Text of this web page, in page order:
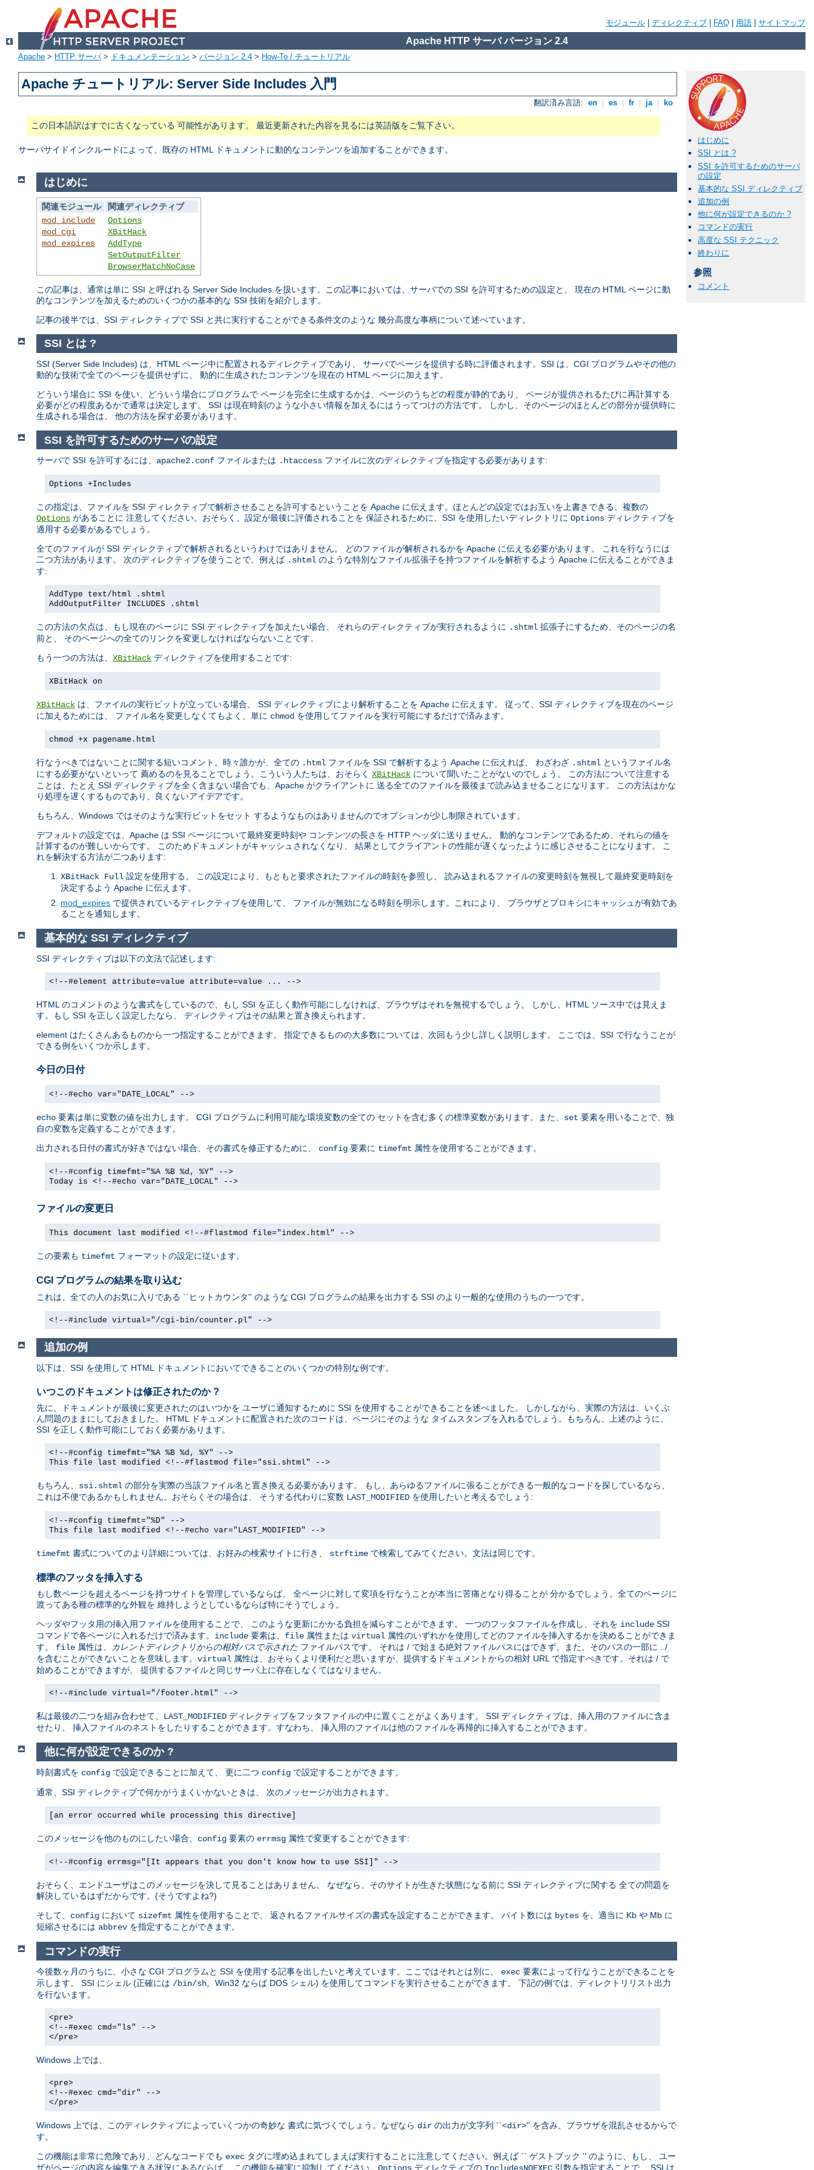
モジュール ディレクティブ FAQ 用語 サイトマップ
Apache HTTP サーバ バージョン 2.4
Apache > HTTP サーバ> ドキュメンテーション > バージョン 2.4 > How-To / チュートリアル
Apache チュートリアル: Server Side Includes 入門
翻訳済み言語: en es fr ja ko
この日本語訳はすでに古くなっている 可能性があります。 最近更新された内容を見るには英語版をご覧下さい。
サーバサイドインクルードによって、既存の HTML ドキュメントに動的なコンテンツを追加することができます。
はじめに
SSI とは ?
SSI を許可するためのサーバ
の設定
基本的な SSI ディレクティブ
追加の例
他に何が設定できるのか ?
コマンドの実行
高度な SSI テクニック
終わりに
参照
コメント
はじめに
関連モジュール
関連ディレクティブ
mod_include
mod_cgi
mod_expires
Options
XBitHack
AddType
SetOutputFilter
BrowserMatchNoCase
この記事は、通常は単に SSI と呼ばれる Server Side Includes を扱います。この記事においては、サーバでの SSI を許可するための設定と、 現在の HTML ページに動
的なコンテンツを加えるためのいくつかの基本的な SSI 技術を紹介します。
記事の後半では、SSI ディレクティブで SSI と共に実行することができる条件文のような 幾分高度な事柄について述べています。
SSI とは ?
SSI (Server Side Includes) は、HTML ページ中に配置されるディレクティブであり、 サーバでページを提供する時に評価されます。SSI は、CGI プログラムやその他の
動的な技術で全てのページを提供せずに、 動的に生成されたコンテンツを現在の HTML ページに加えます。
どういう場合に SSI を使い、どういう場合にプログラムで ページを完全に生成するかは、ページのうちどの程度が静的であり、 ページが提供されるたびに再計算する
必要がどの程度あるかで通常は決定します。 SSI は現在時刻のような小さい情報を加えるにはうってつけの方法です。 しかし、そのページのほとんどの部分が提供時に
生成される場合は、 他の方法を探す必要があります。
SSI を許可するためのサーバの設定
サーバで SSI を許可するには、 apache2.conf ファイルまたは .htaccess ファイルに次のディレクティブを指定する必要があります:
Options +Includes
この指定は、ファイルを SSI ディレクティブで解析させることを許可するということを Apache に伝えます。ほとんどの設定ではお互いを上書きできる、複数の
Options があることに 注意してください。おそらく、設定が最後に評価されることを 保証されるために、SSI を使用したいディレクトリに Options ディレクティブを
適用する必要があるでしょう。
全てのファイルが SSI ディレクティブで解析されるというわけではありません。 どのファイルが解析されるかを Apache に伝える必要があります。 これを行なうには
二つ方法があります。 次のディレクティブを使うことで、例えば .shtml のような特別なファイル拡張子を持つファイルを解析するよう Apache に伝えることができま
す:
AddType text/html .shtml
AddOutputFilter INCLUDES .shtml
この方法の欠点は、もし現在のページに SSI ディレクティブを加えたい場合、 それらのディレクティブが実行されるように .shtml 拡張子にするため、そのページの名
前と、 そのページへの全てのリンクを変更しなければならないことです。
もう一つの方法は、 XBitHack ディレクティブを使用することです:
XBitHack on
XBitHack は、ファイルの実行ビットが立っている場合、 SSI ディレクティブにより解析することを Apache に伝えます。 従って、SSI ディレクティブを現在のページ
に加えるためには、 ファイル名を変更しなくてもよく、単に chmod を使用してファイルを実行可能にするだけで済みます。
chmod +x pagename.html
行なうべきではないことに関する短いコメント。時々誰かが、全ての .html ファイルを SSI で解析するよう Apache に伝えれば、 わざわざ .shtml というファイル名
にする必要がないといって 薦めるのを見ることでしょう。こういう人たちは、おそらく XBitHack について聞いたことがないのでしょう。 この方法について注意する
ことは、たとえ SSI ディレクティブを全く含まない場合でも、Apache がクライアントに 送る全てのファイルを最後まで読み込ませることになります。 この方法はかな
り処理を遅くするものであり、良くないアイデアです。
もちろん、Windows ではそのような実行ビットをセット するようなものはありませんのでオプションが少し制限されています。
デフォルトの設定では、Apache は SSI ページについて最終変更時刻や コンテンツの長さを HTTP ヘッダに送りません。 動的なコンテンツであるため、それらの値を
計算するのが難しいからです。 このためドキュメントがキャッシュされなくなり、 結果としてクライアントの性能が遅くなったように感じさせることになります。 こ
れを解決する方法が二つあります:
XBitHack Full 設定を使用する。 この設定により、もともと要求されたファイルの時刻を参照し、 読み込まれるファイルの変更時刻を無視して最終変更時刻を
決定するよう Apache に伝えます。
mod_expires で提供されているディレクティブを使用して、 ファイルが無効になる時刻を明示します。これにより、 ブラウザとプロキシにキャッシュが有効であ
ることを通知します。
基本的な SSI ディレクティブ
SSI ディレクティブは以下の文法で記述します:
<!--#element attribute=value attribute=value ... -->
HTML のコメントのような書式をしているので、もし SSI を正しく動作可能にしなければ、ブラウザはそれを無視するでしょう。 しかし、HTML ソース中では見えま
す。もし SSI を正しく設定したなら、 ディレクティブはその結果と置き換えられます。
element はたくさんあるものから一つ指定することができます。 指定できるものの大多数については、次回もう少し詳しく説明します。 ここでは、SSI で行なうことが
できる例をいくつか示します。
今日の日付
<!--#echo var="DATE_LOCAL" -->
echo 要素は単に変数の値を出力します。 CGI プログラムに利用可能な環境変数の全ての セットを含む多くの標準変数があります。また、 set 要素を用いることで、独
自の変数を定義することができます。
出力される日付の書式が好きではない場合、その書式を修正するために、 config 要素に timefmt 属性を使用することができます。
<!--#config timefmt="%A %B %d, %Y" -->
Today is <!--#echo var="DATE_LOCAL" -->
ファイルの変更日
This document last modified <!--#flastmod file="index.html" -->
この要素も timefmt フォーマットの設定に従います。
CGI プログラムの結果を取り込む
これは、全ての人のお気に入りである ``ヒットカウンタ'' のような CGI プログラムの結果を出力する SSI のより一般的な使用のうちの一つです。
<!--#include virtual="/cgi-bin/counter.pl" -->
追加の例
以下は、SSI を使用して HTML ドキュメントにおいてできることのいくつかの特別な例です。
いつこのドキュメントは修正されたのか ?
先に、ドキュメントが最後に変更されたのはいつかを ユーザに通知するために SSI を使用することができることを述べました。 しかしながら、実際の方法は、いくぶ
ん問題のままにしておきました。 HTML ドキュメントに配置された次のコードは、ページにそのような タイムスタンプを入れるでしょう。もちろん、上述のように、
SSI を正しく動作可能にしておく必要があります。
<!--#config timefmt="%A %B %d, %Y" -->
This file last modified <!--#flastmod file="ssi.shtml" -->
もちろん、 ssi.shtml の部分を実際の当該ファイル名と置き換える必要があります。 もし、あらゆるファイルに張ることができる一般的なコードを探しているなら、
これは不便であるかもしれません。おそらくその場合は、 そうする代わりに変数 LAST_MODIFIED を使用したいと考えるでしょう:
<!--#config timefmt="%D" -->
This file last modified <!--#echo var="LAST_MODIFIED" -->
timefmt 書式についてのより詳細については、お好みの検索サイトに行き、 strftime で検索してみてください。文法は同じです。
標準のフッタを挿入する
もし数ページを超えるページを持つサイトを管理しているならば、 全ページに対して変項を行なうことが本当に苦痛となり得ることが 分かるでしょう。全てのページに
渡ってある種の標準的な外観を 維持しようとしているならば特にそうでしょう。
ヘッダやフッタ用の挿入用ファイルを使用することで、 このような更新にかかる負担を減らすことができます。 一つのフッタファイルを作成し、それを include SSI
コマンドで各ページに入れるだけで済みます。 include 要素は、 file 属性または virtual 属性のいずれかを使用してどのファイルを挿入するかを決めることができま
す。 file 属性は、 カレントディレクトリからの相対パスで示された ファイルパスです。 それは / で始まる絶対ファイルパスにはできず、また、そのパスの一部に ../
を含むことができないことを意味します。 virtual 属性は、おそらくより便利だと思いますが、提供するドキュメントからの相対 URL で指定すべきです。それは / で
始めることができますが、 提供するファイルと同じサーバ上に存在しなくてはなりません。
<!--#include virtual="/footer.html" -->
私は最後の二つを組み合わせて、 LAST_MODIFIED ディレクティブをフッタファイルの中に置くことがよくあります。 SSI ディレクティブは、挿入用のファイルに含ま
せたり、 挿入ファイルのネストをしたりすることができます。すなわち、 挿入用のファイルは他のファイルを再帰的に挿入することができます。
他に何が設定できるのか ?
時刻書式を config で設定できることに加えて、 更に二つ config で設定することができます。
通常、SSI ディレクティブで何かがうまくいかないときは、 次のメッセージが出力されます。
[an error occurred while processing this directive]
このメッセージを他のものにしたい場合、 config 要素の errmsg 属性で変更することができます:
<!--#config errmsg="[It appears that you don't know how to use SSI]" -->
おそらく、エンドユーザはこのメッセージを決して見ることはありません。 なぜなら、そのサイトが生きた状態になる前に SSI ディレクティブに関する 全ての問題を
解決しているはずだからです。(そうですよね?)
そして、 config において sizefmt 属性を使用することで、 返されるファイルサイズの書式を設定することができます。 バイト数には bytes を、適当に Kb や Mb に
短縮させるには abbrev を指定することができます。
コマンドの実行
今後数ヶ月のうちに、小さな CGI プログラムと SSI を使用する記事を出したいと考えています。ここではそれとは別に、 exec 要素によって行なうことができることを
示します。 SSI にシェル (正確には /bin/sh。Win32 ならば DOS シェル) を使用してコマンドを実行させることができます。 下記の例では、ディレクトリリスト出力
を行ないます。
<pre>
<!--#exec cmd="ls" -->
</pre>
Windows 上では、
<pre>
<!--#exec cmd="dir" -->
</pre>
Windows 上では、このディレクティブによっていくつかの奇妙な 書式に気づくでしょう。なぜなら dir の出力が文字列 ``<dir>'' を含み、ブラウザを混乱させるからで
す。
この機能は非常に危険であり、どんなコードでも exec タグに埋め込まれてしまえば実行することに注意してください。例えば `` ゲストブック '' のように、もし、 ユー
ザがページの内容を編集できる状況にあるならば、 この機能を確実に抑制してください。
ディレクティブの 引数を指定することで、 SSI は